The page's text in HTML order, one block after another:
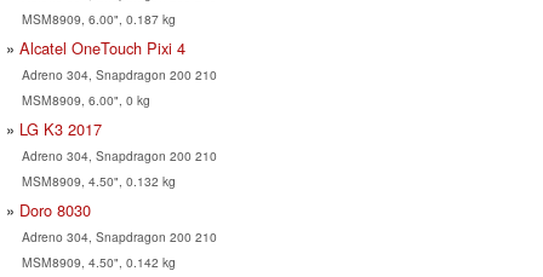
MSM8909, 6.00", 0.187 kg
Alcatel OneTouch Pixi 4
Adreno 304, Snapdragon 200 210
MSM8909, 6.00", 0 kg
LG K3 2017
Adreno 304, Snapdragon 200 210
MSM8909, 4.50", 0.132 kg
Doro 8030
Adreno 304, Snapdragon 200 210
MSM8909, 4.50", 0.142 kg